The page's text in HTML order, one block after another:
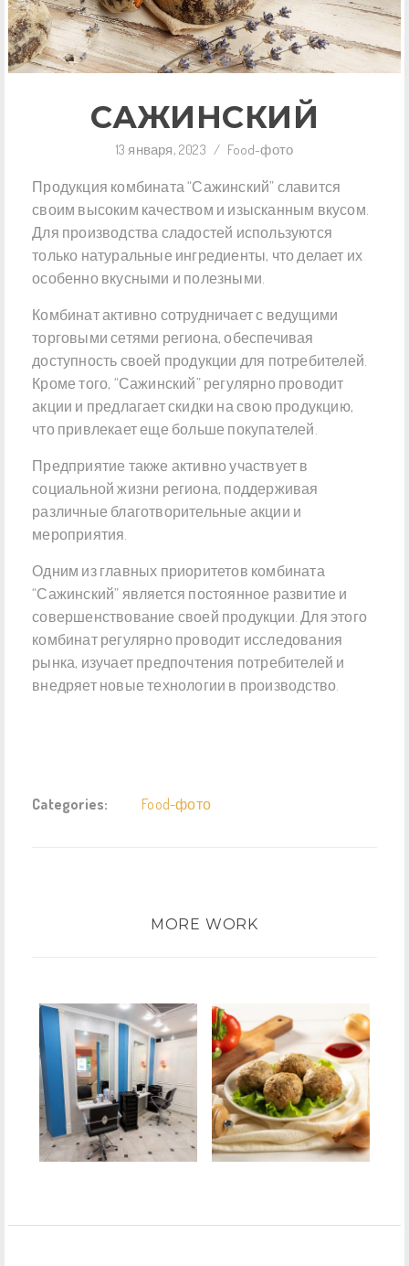
САЖИНСКИЙ
13 января, 2023 / Food-фото
Продукция комбината “Сажинский” славится
своим высоким качеством и изысканным вкусом.
Для производства сладостей используются
только натуральные ингредиенты, что делает их
особенно вкусными и полезными.
Комбинат активно сотрудничает с ведущими
торговыми сетями региона, обеспечивая
доступность своей продукции для потребителей.
Кроме того, “Сажинский” регулярно проводит
акции и предлагает скидки на свою продукцию,
что привлекает еще больше покупателей.
Предприятие также активно участвует в
социальной жизни региона, поддерживая
различные благотворительные акции и
мероприятия.
Одним из главных приоритетов комбината
“Сажинский” является постоянное развитие и
совершенствование своей продукции. Для этого
комбинат регулярно проводит исследования
рынка, изучает предпочтения потребителей и
внедряет новые технологии в производство.
Categories: Food-фото
MORE WORK